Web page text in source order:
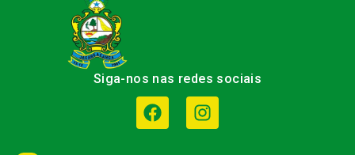
Siga-nos nas redes sociais